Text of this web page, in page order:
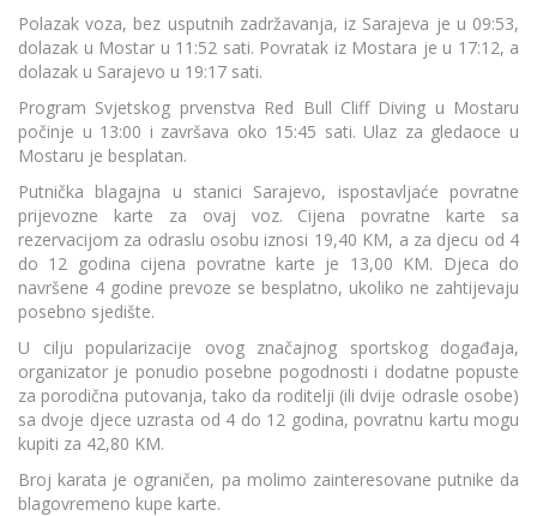
Polazak voza, bez usputnih zadržavanja, iz Sarajeva je u 09:53,
dolazak u Mostar u 11:52 sati. Povratak iz Mostara je u 17:12, a
dolazak u Sarajevo u 19:17 sati.
Program Svjetskog prvenstva Red Bull Cliff Diving u Mostaru
počinje u 13:00 i završava oko 15:45 sati. Ulaz za gledaoce u
Mostaru je besplatan.
Putnička blagajna u stanici Sarajevo, ispostavljaće povratne
prijevozne karte za ovaj voz. Cijena povratne karte sa
rezervacijom za odraslu osobu iznosi 19,40 KM, a za djecu od 4
do 12 godina cijena povratne karte je 13,00 KM. Djeca do
navršene 4 godine prevoze se besplatno, ukoliko ne zahtijevaju
posebno sjedište.
U cilju popularizacije ovog značajnog sportskog događaja,
organizator je ponudio posebne pogodnosti i dodatne popuste
za porodična putovanja, tako da roditelji (ili dvije odrasle osobe)
sa dvoje djece uzrasta od 4 do 12 godina, povratnu kartu mogu
kupiti za 42,80 KM.
Broj karata je ograničen, pa molimo zainteresovane putnike da
blagovremeno kupe karte.